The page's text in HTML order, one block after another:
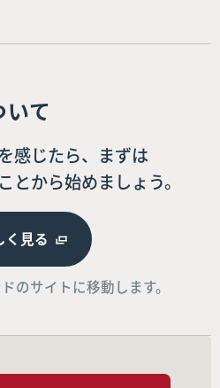
て
感じたら、まずは
とから始めましょう。
く見る
のサイトに移動します。